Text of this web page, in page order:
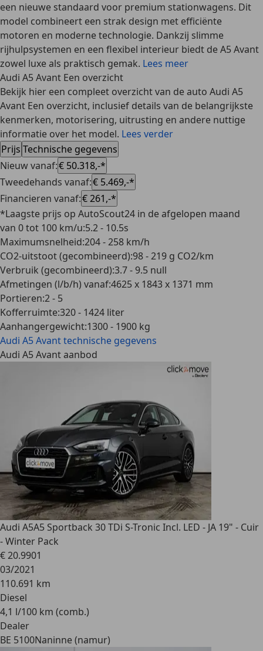
een nieuwe standaard voor premium stationwagens. Dit
model combineert een strak design met efficiënte
motoren en moderne technologie. Dankzij slimme
rijhulpsystemen en een flexibel interieur biedt de A5 Avant
zowel luxe als praktisch gemak. Lees meer
Audi A5 Avant Een overzicht
Bekijk hier een compleet overzicht van de auto Audi A5
Avant Een overzicht, inclusief details van de belangrijkste
kenmerken, motorisering, uitrusting en andere nuttige
informatie over het model. Lees verder
Prijs Technische gegevens
Nieuw vanaf:€ 50.318,-*
Tweedehands vanaf:€ 5.469,-*
Financieren vanaf:€ 261,-*
*Laagste prijs op AutoScout24 in de afgelopen maand
van 0 tot 100 km/u:5.2 - 10.5s
Maximumsnelheid:204 - 258 km/h
CO2-uitstoot (gecombineerd):98 - 219 g CO2/km
Verbruik (gecombineerd):3.7 - 9.5 null
Afmetingen (l/b/h) vanaf:4625 x 1843 x 1371 mm
Portieren:2 - 5
Kofferruimte:320 - 1424 liter
Aanhangergewicht:1300 - 1900 kg
Audi A5 Avanttechnische gegevens
Audi A5 Avant aanbod
Audi A5A5 Sportback 30 TDi S-Tronic Incl. LED - JA 19" - Cuir
- Winter Pack
€ 20.9901
03/2021
110.691 km
Diesel
4,1 l/100 km (comb.)
Dealer
BE 5100Naninne (namur)